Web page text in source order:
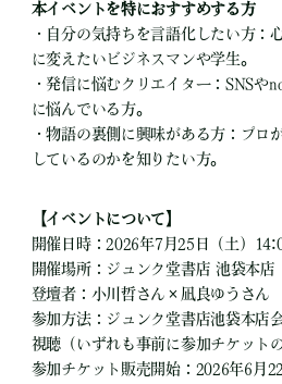
本イベントを特におすすめする方
・自分の気持ちを言語化したい方：
に変えたいビジネスマンや学生。
・発信に悩むクリエイター：SNSや
に悩んでいる方。
・物語の裏側に興味がある方：プロ
しているのかを知りたい方。
【イベントについて】
開催日時：2026年7月25日（土）
開催場所：ジュンク堂書店 池袋本店
登壇者：小川哲さん×凪良ゆうさん
参加方法：ジュンク堂書店池袋本店
視聴（いずれも事前に参加チケット
参加チケット販売開始：2026年6月